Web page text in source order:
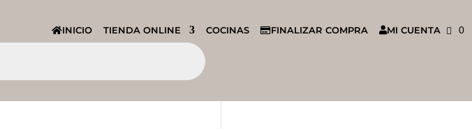
INICIO TIENDA ONLINE COCINAS FINALIZAR COMPRA MI CUENTA
0